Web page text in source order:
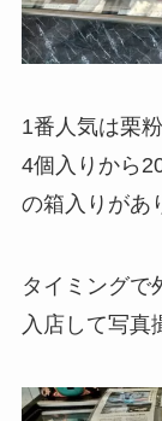
1番人気は栗
4個入りから
の箱入りがあ
タイミングで
入店して写真